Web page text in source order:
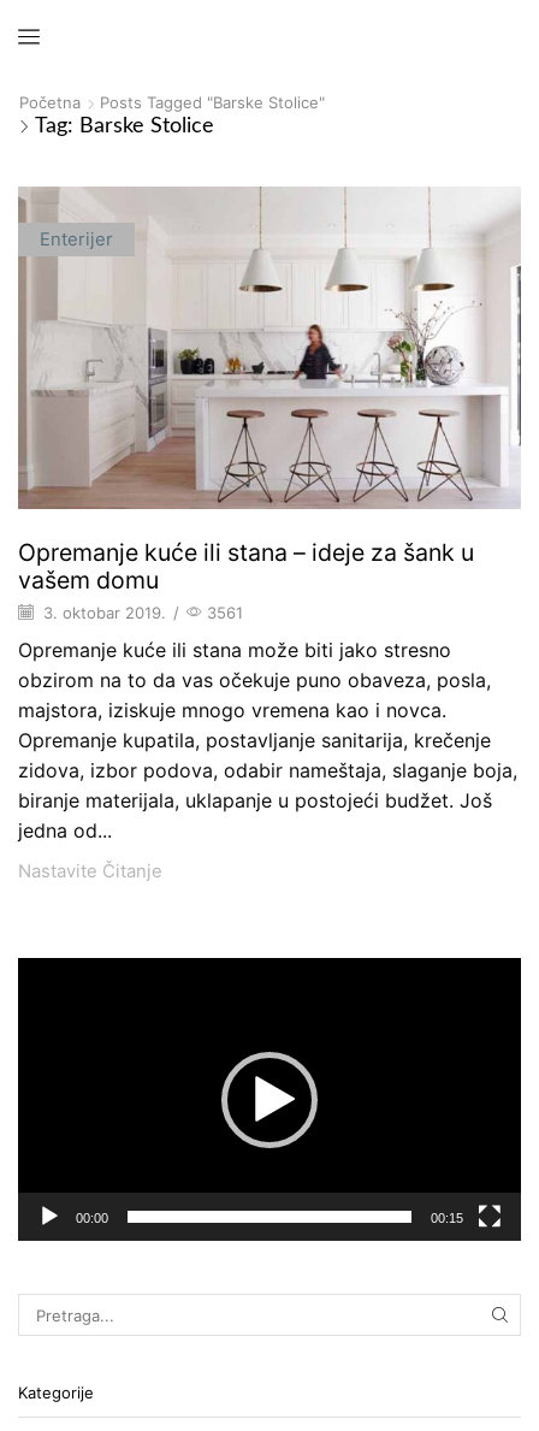
Početna Posts Tagged "barske Stolice"
Tag: Barske Stolice
Enterijer
Opremanje kuće ili stana – ideje za šank u
vašem domu
3. oktobar 2019. / 3561
Opremanje kuće ili stana može biti jako stresno
obzirom na to da vas očekuje puno obaveza, posla,
majstora, iziskuje mnogo vremena kao i novca.
Opremanje kupatila, postavljanje sanitarija, krečenje
zidova, izbor podova, odabir nameštaja, slaganje boja,
biranje materijala, uklapanje u postojeći budžet. Još
jedna od...
Nastavite Čitanje
00:00 00:15
Kategorije